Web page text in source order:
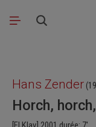
Passer au contenu
Hans Zender
Horch,